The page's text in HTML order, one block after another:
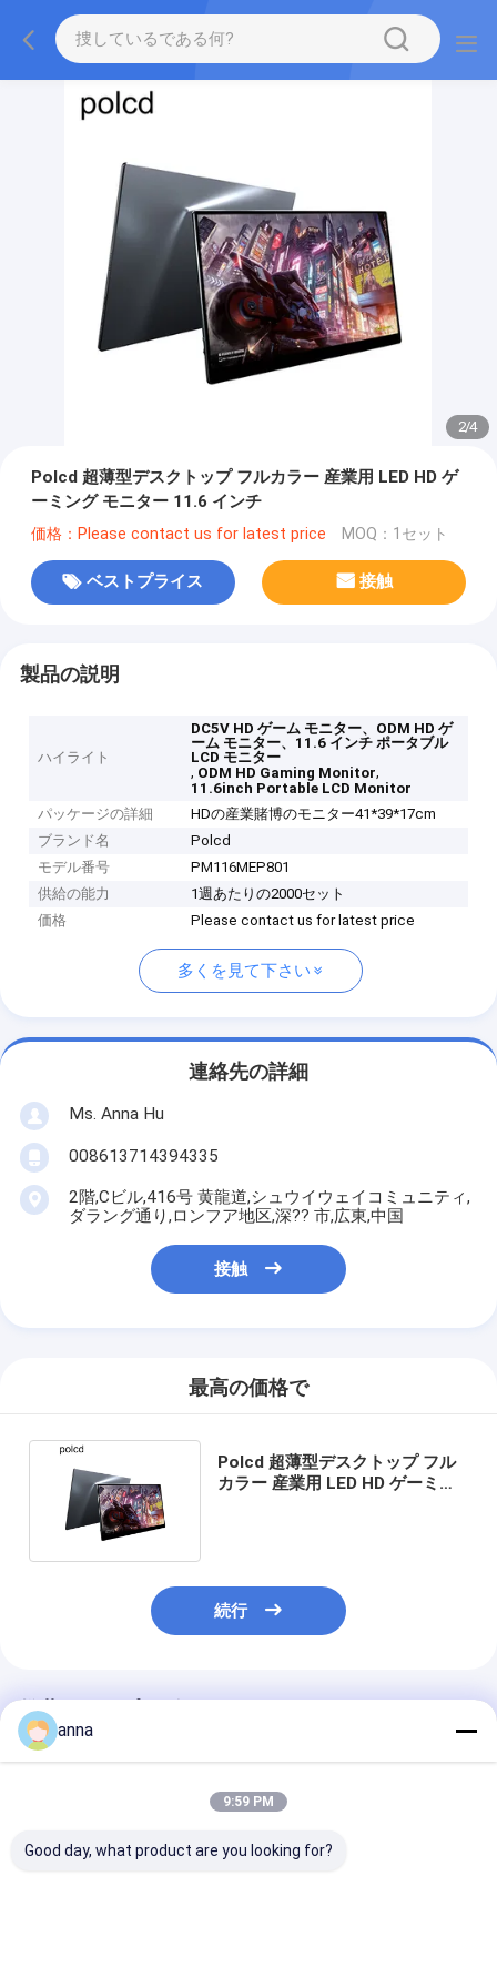
2/4
Polcd 超薄型デスクトップ フルカラー 産業用 LED HD ゲ
ーミング モニター 11.6 インチ
価格：Please contact us for latest price MOQ：1セット
ベストプライス 接触
製品の説明
ハイライト
DC5V HD ゲーム モニター、ODM HD ゲ
ーム モニター、11.6 インチ ポータブル
LCD モニター
, ODM HD Gaming Monitor,
11.6inch Portable LCD Monitor
パッケージの詳細
HDの産業賭博のモニター41*39*17cm
ブランド名
Polcd
モデル番号
PM116MEP801
供給の能力
1週あたりの2000セット
価格
Please contact us for latest price
多くを見て下さい
連絡先の詳細
Ms. Anna Hu
008613714394335
2階,Cビル,416号 黄龍道,シュウイウェイコミュニティ,
ダラング通り,ロンフア地区,深?? 市,広東,中国
接触
最高の価格で
Polcd 超薄型デスクトップ フル
カラー 産業用 LED HD ゲーミン
続行
推薦されたプロダクト
anna
9:59 PM
Good day, what product are you looking for?